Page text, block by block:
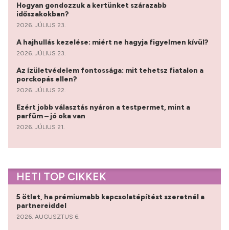
Hogyan gondozzuk a kertünket szárazabb
időszakokban?
2026. JÚLIUS 23.
A hajhullás kezelése: miért ne hagyja figyelmen kívül?
2026. JÚLIUS 23.
Az ízületvédelem fontossága: mit tehetsz fiatalon a
porckopás ellen?
2026. JÚLIUS 22.
Ezért jobb választás nyáron a testpermet, mint a
parfüm – jó oka van
2026. JÚLIUS 21.
HETI TOP CIKKEK
5 ötlet, ha prémiumabb kapcsolatépítést szeretnél a
partnereiddel
2026. AUGUSZTUS 6.